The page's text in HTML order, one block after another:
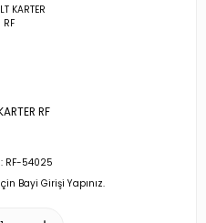
RF
RF-54025
Bayi Girişi Yapınız.